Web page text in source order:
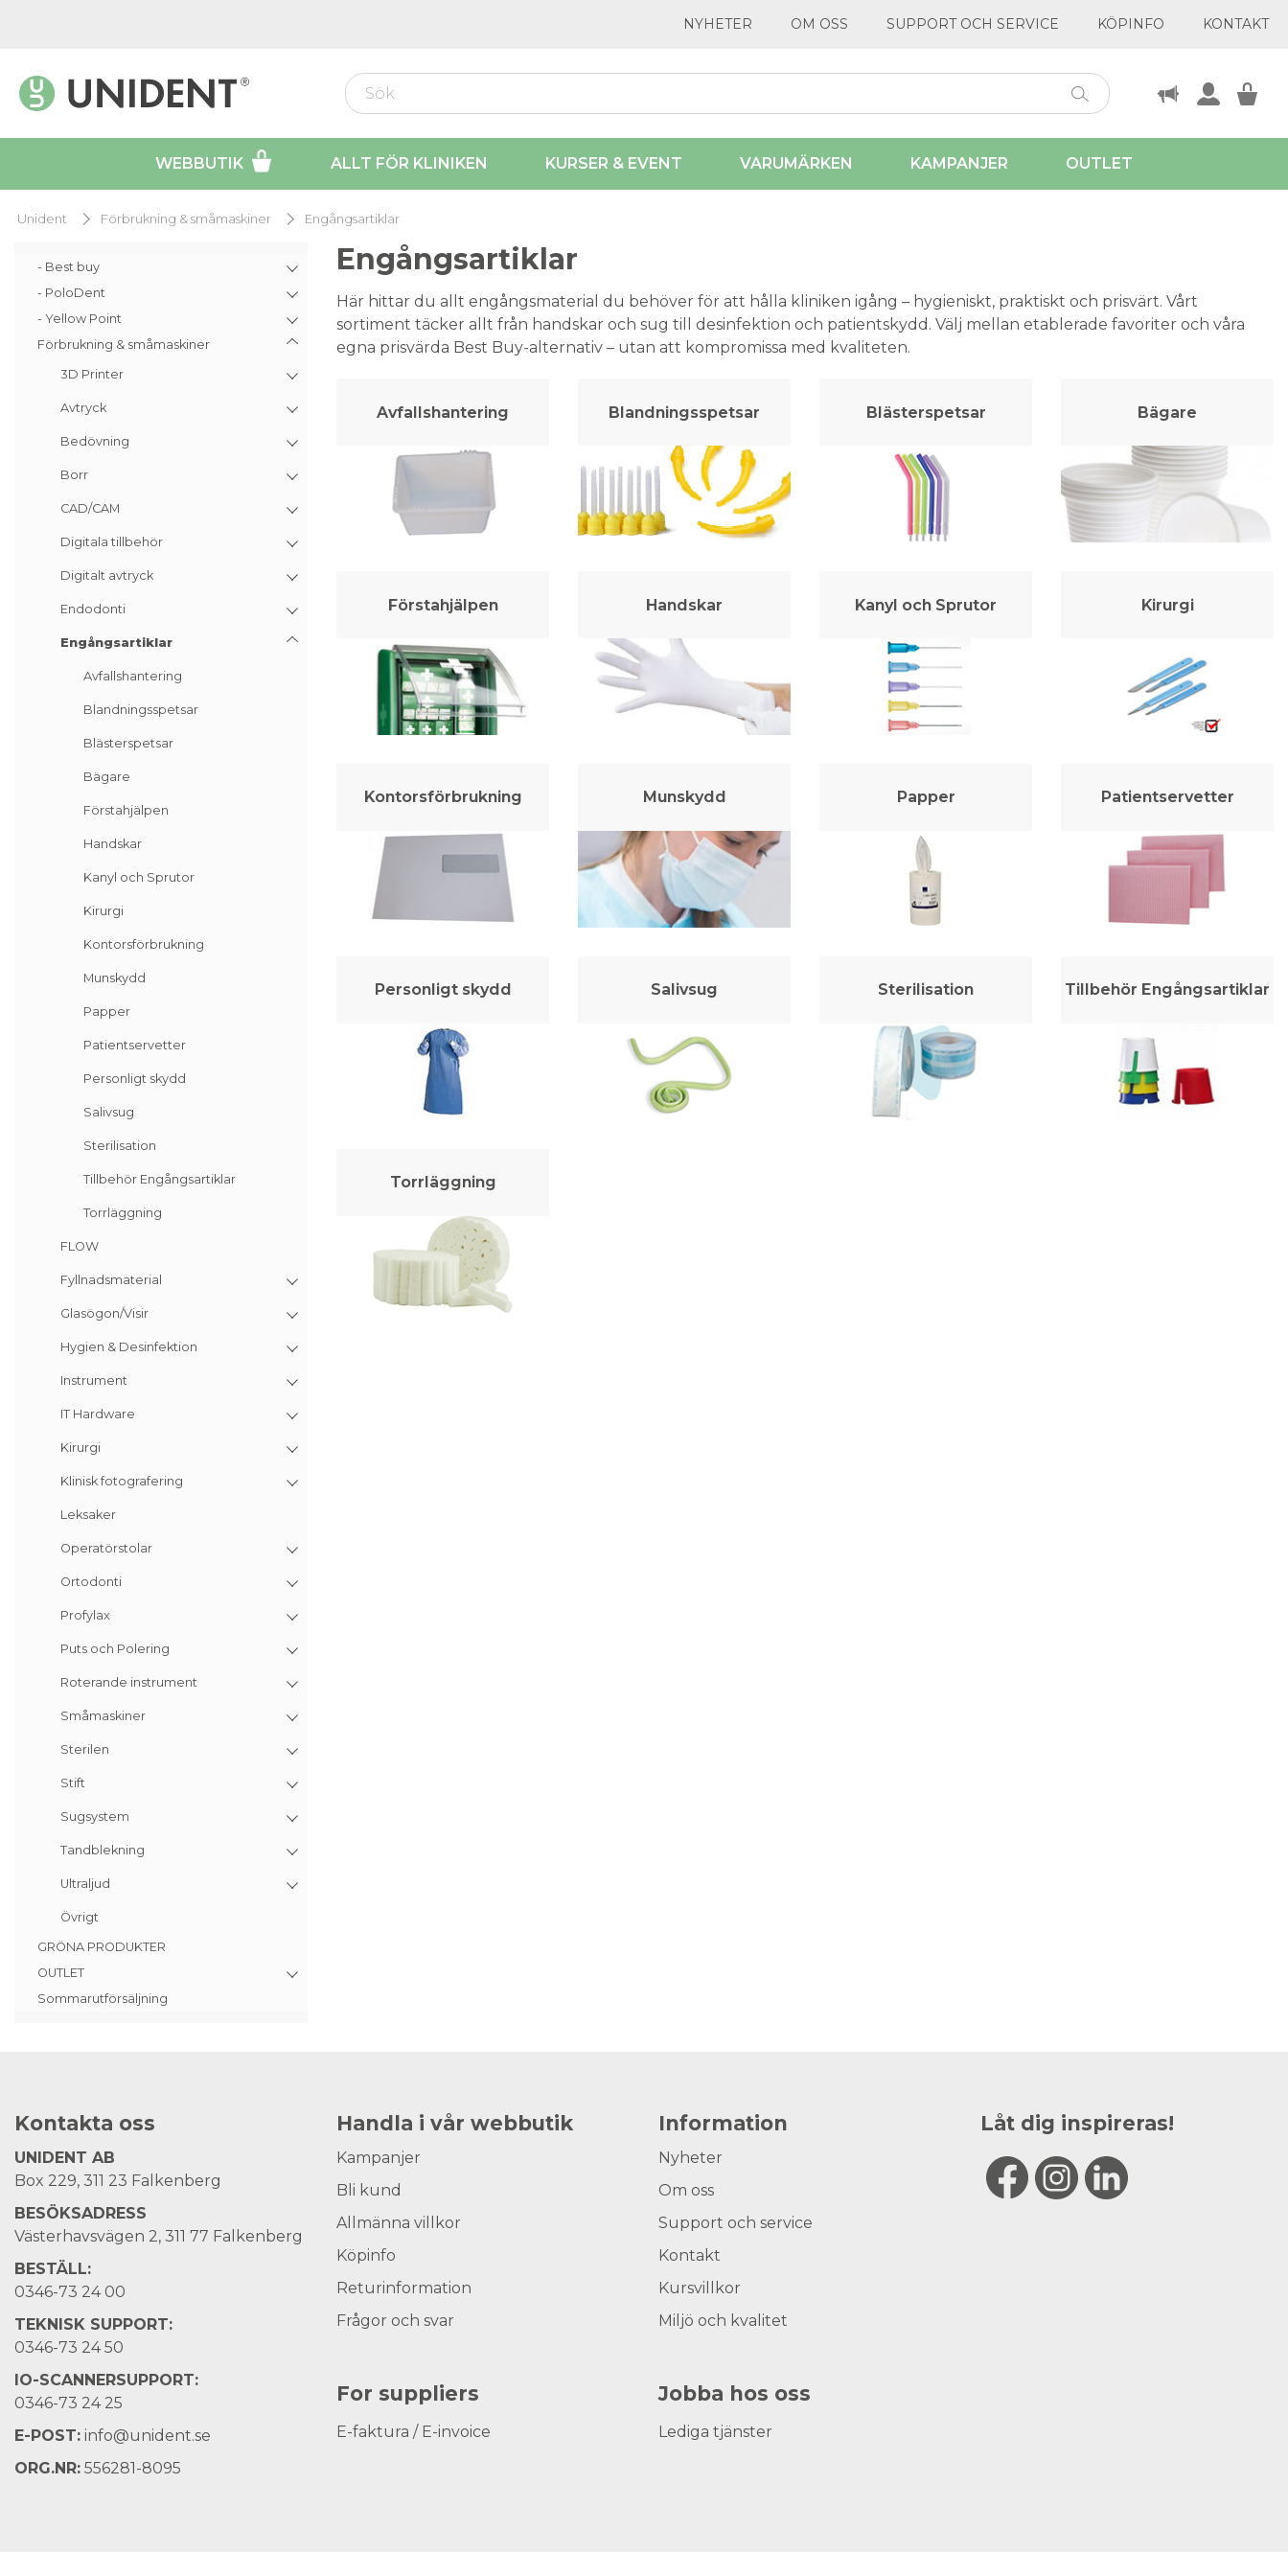
NYHETER OM OSS SUPPORT OCH SERVICE KÖPINFO KONTAKT
WEBBUTIK ALLT FÖR KLINIKEN KURSER & EVENT VARUMÄRKEN KAMPANJER OUTLET
Unident Förbrukning & småmaskiner Engångsartiklar
- Best buy
- PoloDent
- Yellow Point
Förbrukning & småmaskiner
3D Printer
Avtryck
Bedövning
Borr
CAD/CAM
Digitala tillbehör
Digitalt avtryck
Endodonti
Engångsartiklar
Avfallshantering
Blandningsspetsar
Blästerspetsar
Bägare
Förstahjälpen
Handskar
Kanyl och Sprutor
Kirurgi
Kontorsförbrukning
Munskydd
Papper
Patientservetter
Personligt skydd
Salivsug
Sterilisation
Tillbehör Engångsartiklar
Torrläggning
FLOW
Fyllnadsmaterial
Glasögon/Visir
Hygien & Desinfektion
Instrument
IT Hardware
Kirurgi
Klinisk fotografering
Leksaker
Operatörstolar
Ortodonti
Profylax
Puts och Polering
Roterande instrument
Småmaskiner
Sterilen
Stift
Sugsystem
Tandblekning
Ultraljud
Övrigt
GRÖNA PRODUKTER
OUTLET
Sommarutförsäljning
Engångsartiklar
Här hittar du allt engångsmaterial du behöver för att hålla kliniken igång – hygieniskt, praktiskt och prisvärt. Vårt
sortiment täcker allt från handskar och sug till desinfektion och patientskydd. Välj mellan etablerade favoriter och våra
egna prisvärda Best Buy-alternativ – utan att kompromissa med kvaliteten.
Avfallshantering Blandningsspetsar Blästerspetsar Bägare
Förstahjälpen Handskar Kanyl och Sprutor Kirurgi
Kontorsförbrukning Munskydd Papper Patientservetter
Personligt skydd Salivsug Sterilisation Tillbehör Engångsartiklar
Torrläggning
Kontakta oss
UNIDENT AB
Box 229, 311 23 Falkenberg
BESÖKSADRESS
Västerhavsvägen 2, 311 77 Falkenberg
BESTÄLL:
0346-73 24 00
TEKNISK SUPPORT:
0346-73 24 50
IO-SCANNERSUPPORT:
0346-73 24 25
E-POST: info@unident.se
ORG.NR: 556281-8095
Handla i vår webbutik
Kampanjer
Bli kund
Allmänna villkor
Köpinfo
Returinformation
Frågor och svar
For suppliers
E-faktura / E-invoice
Information
Nyheter
Om oss
Support och service
Kontakt
Kursvillkor
Miljö och kvalitet
Jobba hos oss
Lediga tjänster
Låt dig inspireras!